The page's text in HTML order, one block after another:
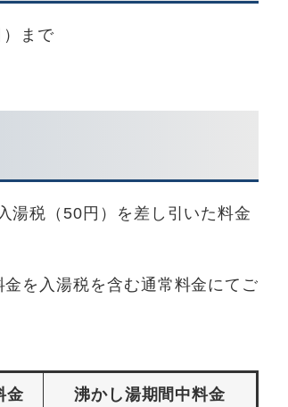
まで
湯税（50円）を差し引いた料金
を入湯税を含む通常料金にてご
金 沸かし湯期間中料金